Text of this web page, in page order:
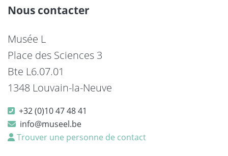
Nous contacter
Musée L
Place des Sciences 3
Bte L6.07.01
1348 Louvain-la-Neuve
+32 (0)10 47 48 41
info@museel.be
Trouver une personne de contact